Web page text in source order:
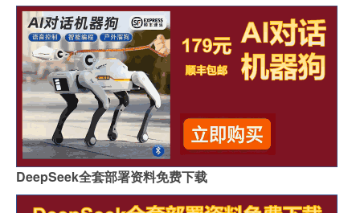
DeepSeek全套部署资料免费下载